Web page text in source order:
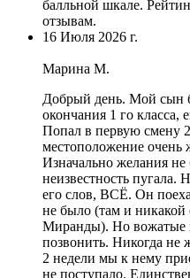
балльной шкале.
отзывам.
16 Июля 2026 г.
Марина М.
Добрый день. Мой сын
окончания 1 го класса,
Попал в первую смену
местоположение очень
Изначально желания не
неизвестность пугала.
его слов, ВСЁ. Он
не было (там и никакой
Миранды). Но вожатые
позвонить. Никогда не
2 недели мы к нему
не поступало.